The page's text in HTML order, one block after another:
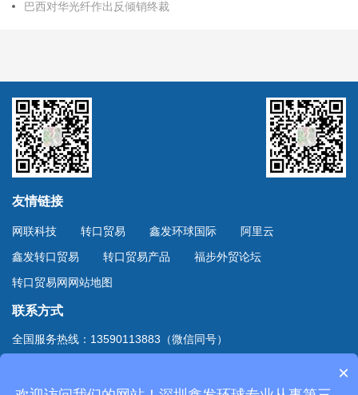
巴西对华光纤作出反倾销终裁
友情链接
网联科技 转口贸易 鑫发环球国际
阿里云
鑫发转口贸易
转口贸易产品
福步外贸论坛
转口贸易网网站地图
联系方式
全国服务热线：13590113883（微信同号）
×